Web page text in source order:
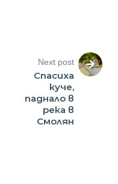
Next post
Спасиха
куче,
паднало в
река в
Смолян